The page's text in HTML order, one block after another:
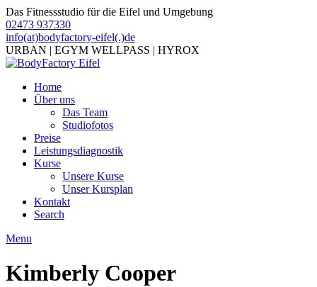
Das Fitnessstudio für die Eifel und Umgebung
02473 937330
info(at)bodyfactory-eifel(.)de
URBAN | EGYM WELLPASS | HYROX
Home
Über uns
Das Team
Studiofotos
Preise
Leistungsdiagnostik
Kurse
Unsere Kurse
Unser Kursplan
Kontakt
Search
Menu
Kimberly Cooper